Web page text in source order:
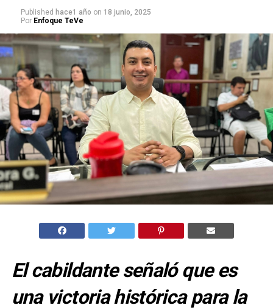
Published hace1 año on 18 junio, 2025
Por Enfoque TeVe
El cabildante señaló que es
una victoria histórica para la